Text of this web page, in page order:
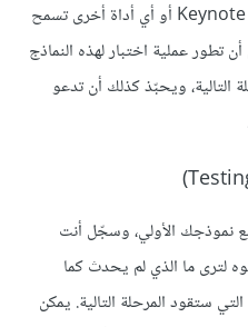
نماذج أولية بسرعة باستخدام قوالب Keynote أو أي أداة أخرى تسمح
تطور عملية اختبار لهذه النماذج
التالية، ويحبّذ كذلك أن تدعو
نموذجك الأولي، وسجّل أنت
لترى ما الذي لم يحدث كما
ستقود المرحلة التالية. يمكن